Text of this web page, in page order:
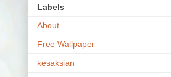
Labels
About
Free Wallpaper
kesaksian